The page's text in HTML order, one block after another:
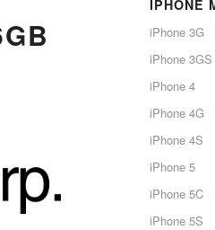
IPHONE
iPhone 3G
iPhone 3GS
iPhone 4
iPhone 4G
iPhone 4S
iPhone 5
iPhone 5C
iPhone 5S